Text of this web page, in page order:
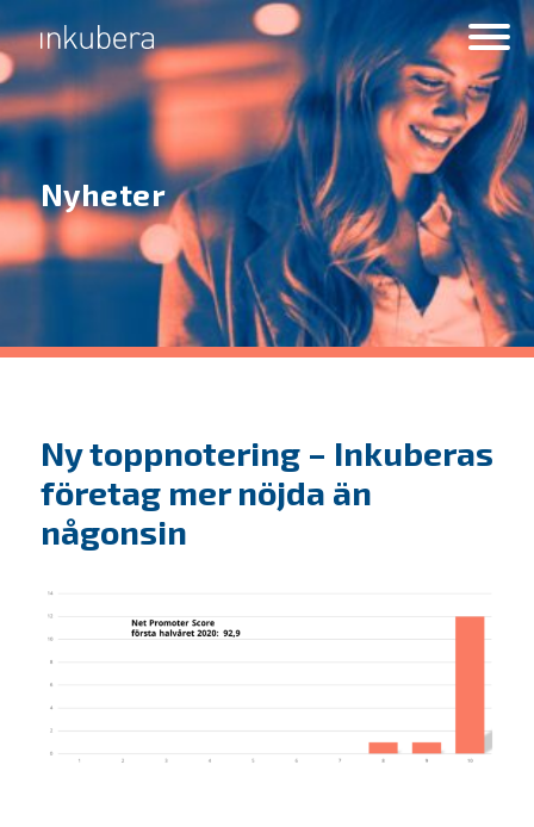
Nyheter
Ny toppnotering – Inkuberas
företag mer nöjda än
någonsin